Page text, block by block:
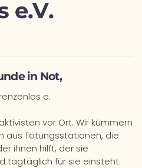
e.V.
in Not,
e.
vor Ort. Wir kümmern
aus Tötungsstationen, die
ihnen hilft, der sie
tagtäglich für sie einsteht.